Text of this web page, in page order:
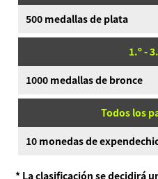
500 medallas de plata
1.º -
1000 medallas de bronce
Todos los
10 monedas de
* La clasificación se decidirá